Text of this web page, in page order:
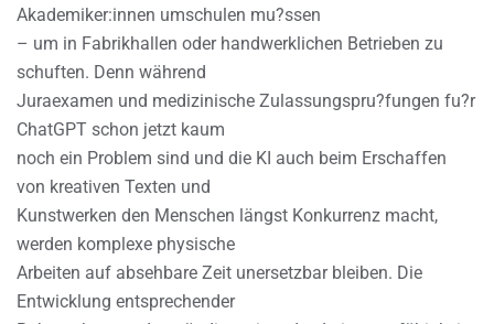
Akademiker:innen umschulen mu?ssen
– um in Fabrikhallen oder handwerklichen Betrieben zu
schuften. Denn während
Juraexamen und medizinische Zulassungspru?fungen fu?r
ChatGPT schon jetzt kaum
noch ein Problem sind und die KI auch beim Erschaffen
von kreativen Texten und
Kunstwerken den Menschen längst Konkurrenz macht,
werden komplexe physische
Arbeiten auf absehbare Zeit unersetzbar bleiben. Die
Entwicklung entsprechender